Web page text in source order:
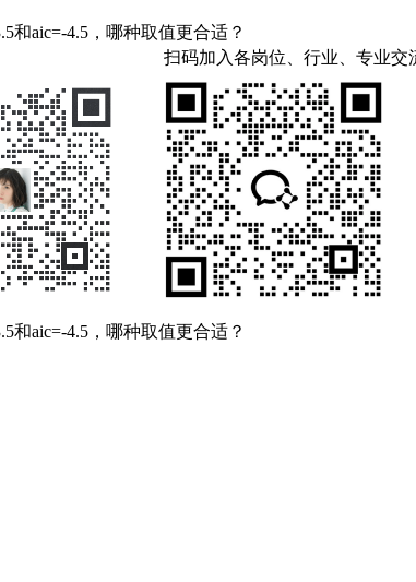
和aic=-4.5，哪种取值更合适？
扫码加入各岗位、行业、专业交
和aic=-4.5，哪种取值更合适？